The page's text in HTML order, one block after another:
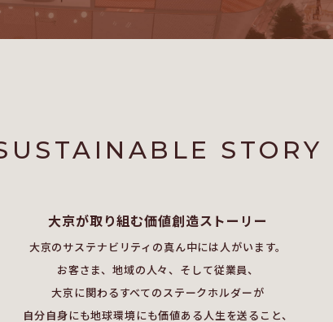
STORY
大京が取り組む価値創造ストーリー
大京のサステナビリティの真ん中には人がいます。
お客さま、地域の人々、そして従業員、
大京に関わるすべてのステークホルダーが
自分自身にも地球環境にも価値ある人生を送ること、